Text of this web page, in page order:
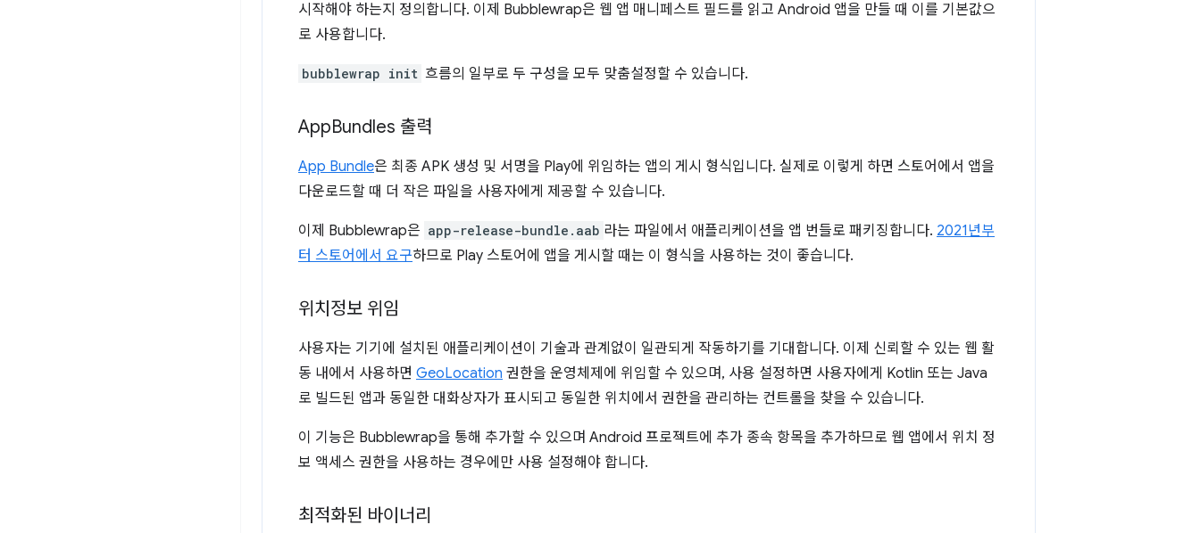
시작해야 하는지 정의합니다. 이제 Bubblewrap은 웹 앱 매니페스트 필드를 읽고 Android 앱을 만들 때 이를 기본값으
로 사용합니다.
bubblewrap init 흐름의 일부로 두 구성을 모두 맞춤설정할 수 있습니다.
AppBundles 출력
App Bundle은 최종 APK 생성 및 서명을 Play에 위임하는 앱의 게시 형식입니다. 실제로 이렇게 하면 스토어에서 앱을
다운로드할 때 더 작은 파일을 사용자에게 제공할 수 있습니다.
이제 Bubblewrap은 app-release-bundle.aab 라는 파일에서 애플리케이션을 앱 번들로 패키징합니다. 2021년부
터 스토어에서 요구하므로 Play 스토어에 앱을 게시할 때는 이 형식을 사용하는 것이 좋습니다.
위치정보 위임
사용자는 기기에 설치된 애플리케이션이 기술과 관계없이 일관되게 작동하기를 기대합니다. 이제 신뢰할 수 있는 웹 활
동 내에서 사용하면 GeoLocation 권한을 운영체제에 위임할 수 있으며, 사용 설정하면 사용자에게 Kotlin 또는 Java
로 빌드된 앱과 동일한 대화상자가 표시되고 동일한 위치에서 권한을 관리하는 컨트롤을 찾을 수 있습니다.
이 기능은 Bubblewrap을 통해 추가할 수 있으며 Android 프로젝트에 추가 종속 항목을 추가하므로 웹 앱에서 위치 정
보 액세스 권한을 사용하는 경우에만 사용 설정해야 합니다.
최적화된 바이너리